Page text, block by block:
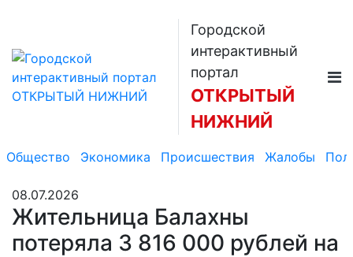
Городской
интерактивный
портал
ОТКРЫТЫЙ
НИЖНИЙ
Общество Экономика Происшествия Жалобы
08.07.2026
Жительница Балахны
потеряла 3 816 000 рублей на